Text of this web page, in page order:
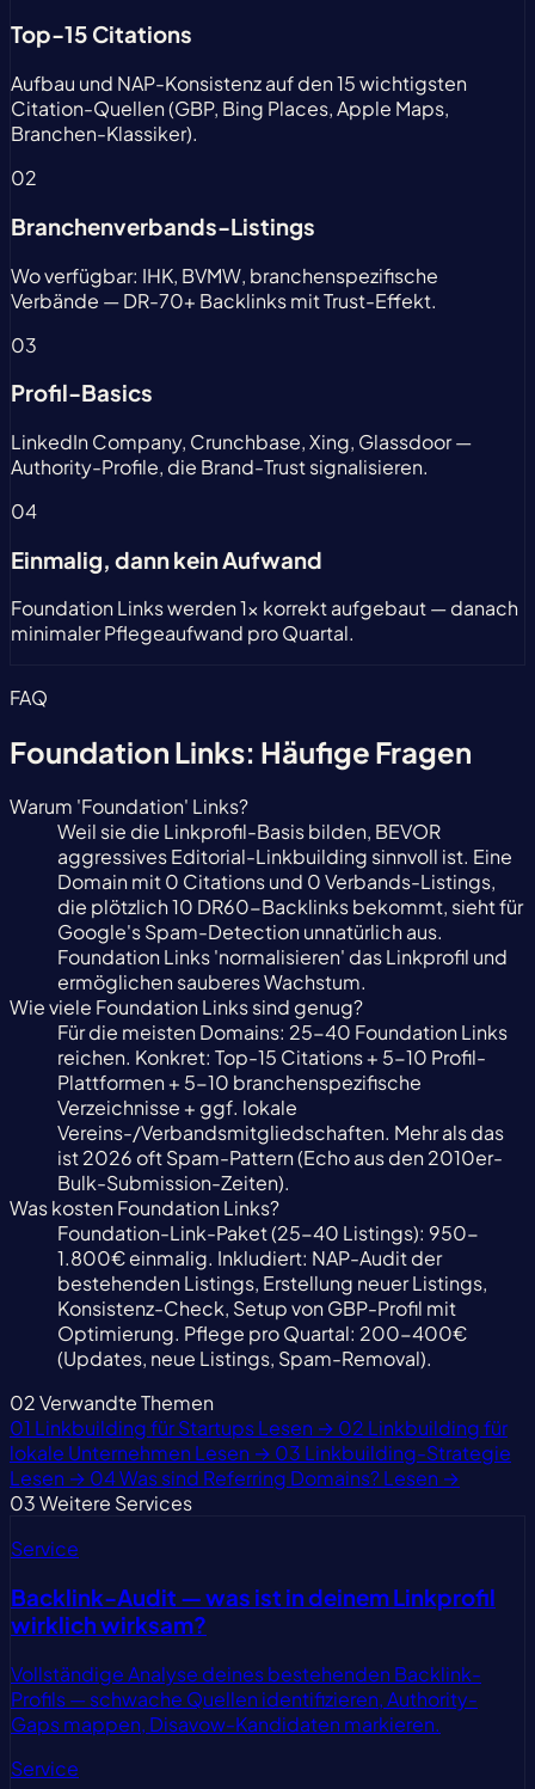
Top-15 Citations
Aufbau und NAP-Konsistenz auf den 15 wichtigsten
Citation-Quellen (GBP, Bing Places, Apple Maps,
Branchen-Klassiker).
02
Branchenverbands-Listings
Wo verfügbar: IHK, BVMW, branchenspezifische
Verbände — DR-70+ Backlinks mit Trust-Effekt.
03
Profil-Basics
LinkedIn Company, Crunchbase, Xing, Glassdoor —
Authority-Profile, die Brand-Trust signalisieren.
04
Einmalig, dann kein Aufwand
Foundation Links werden 1x korrekt aufgebaut — danach
minimaler Pflegeaufwand pro Quartal.
FAQ
Foundation Links: Häufige Fragen
Warum 'Foundation' Links?
Weil sie die Linkprofil-Basis bilden, BEVOR
aggressives Editorial-Linkbuilding sinnvoll ist. Eine
Domain mit 0 Citations und 0 Verbands-Listings,
die plötzlich 10 DR60-Backlinks bekommt, sieht für
Google's Spam-Detection unnatürlich aus.
Foundation Links 'normalisieren' das Linkprofil und
ermöglichen sauberes Wachstum.
Wie viele Foundation Links sind genug?
Für die meisten Domains: 25-40 Foundation Links
reichen. Konkret: Top-15 Citations + 5-10 Profil-
Plattformen + 5-10 branchenspezifische
Verzeichnisse + ggf. lokale
Vereins-/Verbandsmitgliedschaften. Mehr als das
ist 2026 oft Spam-Pattern (Echo aus den 2010er-
Bulk-Submission-Zeiten).
Was kosten Foundation Links?
Foundation-Link-Paket (25-40 Listings): 950-
1.800€ einmalig. Inkludiert: NAP-Audit der
bestehenden Listings, Erstellung neuer Listings,
Konsistenz-Check, Setup von GBP-Profil mit
Optimierung. Pflege pro Quartal: 200-400€
(Updates, neue Listings, Spam-Removal).
02Verwandte Themen
01 Linkbuilding für StartupsLesen → 02 Linkbuilding für
lokale Unternehmen Lesen → 03 Linkbuilding-Strategie
Lesen → 04Was sind Referring Domains?Lesen →
03Weitere Services
Service
Backlink-Audit — was ist in deinem Linkprofil
wirklich wirksam?
Vollständige Analyse deines bestehenden Backlink-
Profils — schwache Quellen identifizieren, Authority-
Gaps mappen, Disavow-Kandidaten markieren.
Service